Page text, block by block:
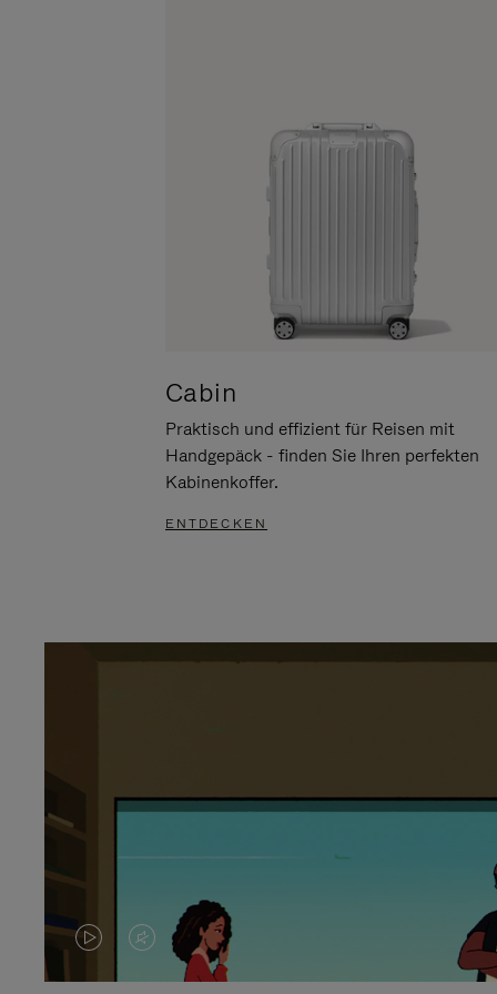
Cabin
Praktisch und effizient für Reisen mit
Handgepäck - finden Sie Ihren perfekten
Kabinenkoffer.
ENTDECKEN
DASVIDEO